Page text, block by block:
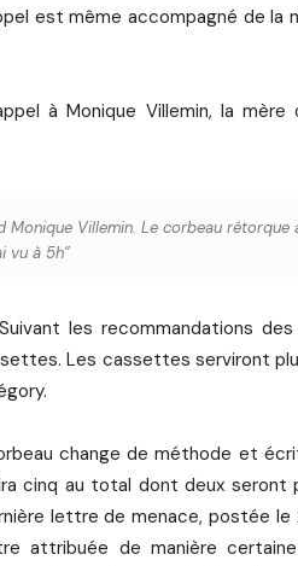
est même accompagné de la
à Monique Villemin, la mère
Monique Villemin. Le corbeau rétorque
vu à 5h”
les recommandations des
Les cassettes serviront
change de méthode et
cinq au total dont deux seront
lettre de menace, postée le
attribuée de manière